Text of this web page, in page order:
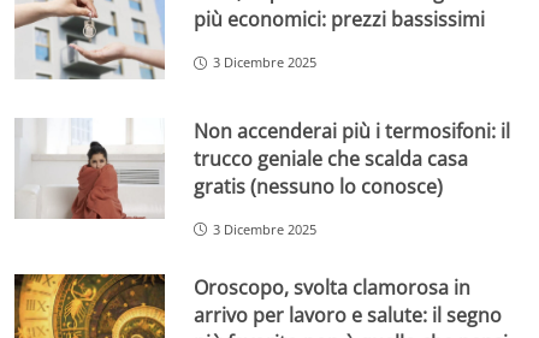
più economici: prezzi bassissimi
3 Dicembre 2025
Non accenderai più i termosifoni: il
trucco geniale che scalda casa
gratis (nessuno lo conosce)
3 Dicembre 2025
Oroscopo, svolta clamorosa in
arrivo per lavoro e salute: il segno